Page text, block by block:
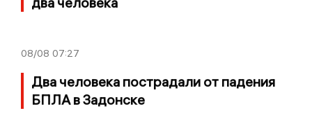
08/08 07:27
Два человека пострадали от падения
БПЛА в Задонске